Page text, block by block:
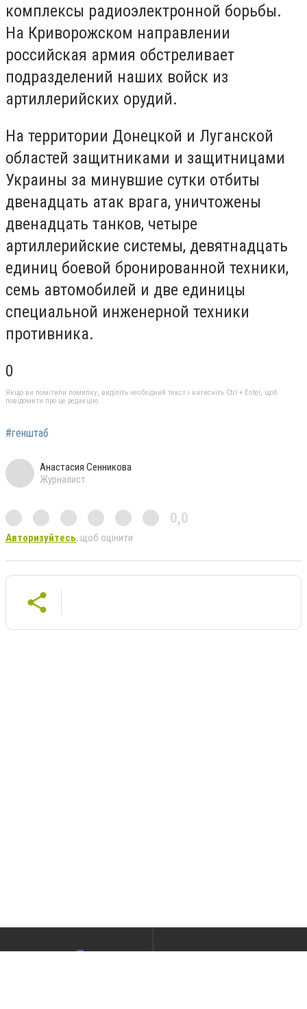
комплексы радиоэлектронной борьбы.
На Криворожском направлении
российская армия обстреливает
подразделений наших войск из
артиллерийских орудий.
На территории Донецкой и Луганской
областей защитниками и защитницами
Украины за минувшие сутки отбиты
двенадцать атак врага, уничтожены
двенадцать танков, четыре
артиллерийские системы, девятнадцать
единиц боевой бронированной техники,
семь автомобилей и две единицы
специальной инженерной техники
противника.
0
Якщо ви помітили помилку, виділіть необхідний текст і натисніть Ctrl + Enter, щоб
повідомити про це редакцію
#генштаб
Анастасия Сенникова
Журналист
0,0
Авторизуйтесь, щоб оцінити